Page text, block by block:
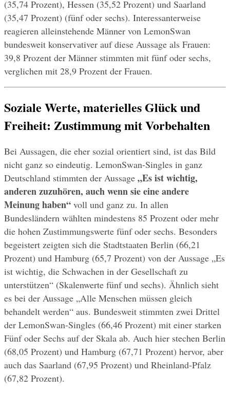
(35,74 Prozent), Hessen (35,52 Prozent) und Saarland
(35,47 Prozent) (fünf oder sechs). Interessanterweise
reagieren alleinstehende Männer von LemonSwan
bundesweit konservativer auf diese Aussage als Frauen:
39,8 Prozent der Männer stimmten mit fünf oder sechs,
verglichen mit 28,9 Prozent der Frauen.
Soziale Werte, materielles Glück und
Freiheit: Zustimmung mit Vorbehalten
Bei Aussagen, die eher sozial orientiert sind, ist das Bild
nicht ganz so eindeutig. LemonSwan-Singles in ganz
Deutschland stimmten der Aussage „Es ist wichtig,
anderen zuzuhören, auch wenn sie eine andere
Meinung haben“ voll und ganz zu. In allen
Bundesländern wählten mindestens 85 Prozent oder mehr
die hohen Zustimmungswerte fünf oder sechs. Besonders
begeistert zeigten sich die Stadtstaaten Berlin (66,21
Prozent) und Hamburg (65,7 Prozent) von der Aussage „Es
ist wichtig, die Schwachen in der Gesellschaft zu
unterstützen“ (Skalenwerte fünf und sechs). Ähnlich sieht
es bei der Aussage „Alle Menschen müssen gleich
behandelt werden“ aus. Bundesweit stimmten zwei Drittel
der LemonSwan-Singles (66,46 Prozent) mit einer starken
Fünf oder Sechs auf der Skala ab. Auch hier stechen Berlin
(68,05 Prozent) und Hamburg (67,71 Prozent) hervor, aber
auch das Saarland (67,95 Prozent) und Rheinland-Pfalz
(67,82 Prozent).